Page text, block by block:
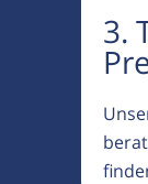
3.